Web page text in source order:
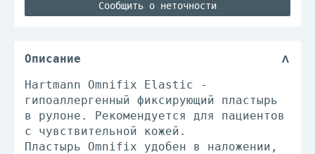
Сообщить о неточности
Описание
Hartmann Omnifix Elastic -
гипоаллергенный фиксирующий пластырь
в рулоне. Рекомендуется для пациентов
с чувствительной кожей.
Пластырь Omnifix удобен в наложении,